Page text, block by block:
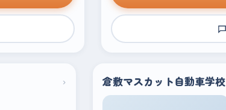
› 倉敷マスカット自動車学校